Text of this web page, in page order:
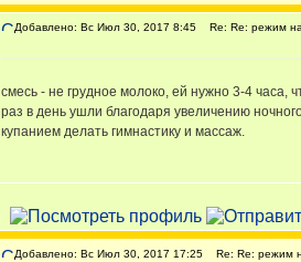
Добавлено: Вс Июл 30, 2017 8:45 Re: Re: режим на
смесь - не грудное молоко, ей нужно 3-4 часа,
раз в день ушли благодаря увеличению
купанием делать гимнастику и массаж.
Добавлено: Вс Июл 30, 2017 17:25 Re: Re: режим